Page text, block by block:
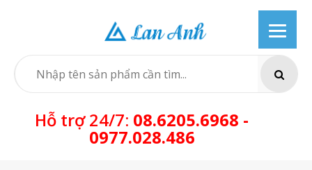
SEARCH
Hỗ trợ 24/7: 08.6205.6968 -
0977.028.486